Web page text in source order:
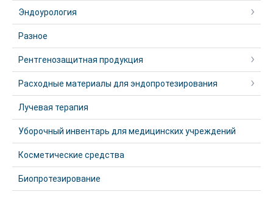
Эндоурология
Разное
Рентгенозащитная продукция
Расходные материалы для эндопротезирования
Лучевая терапия
Уборочный инвентарь для медицинских учреждений
Косметические средства
Биопротезирование